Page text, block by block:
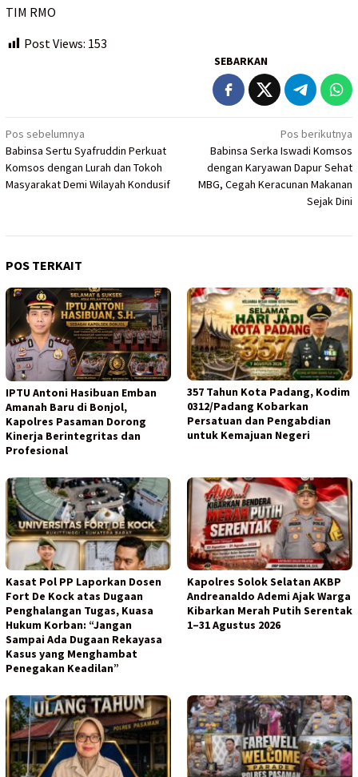
TIM RMO
Post Views: 153
SEBARKAN
Navigasi
pos
Pos sebelumnya
Babinsa Sertu Syafruddin Perkuat
Komsos dengan Lurah dan Tokoh
Masyarakat Demi Wilayah Kondusif
Pos berikutnya
Babinsa Serka Iswadi Komsos
dengan Karyawan Dapur Sehat
MBG, Cegah Keracunan Makanan
Sejak Dini
POS TERKAIT
IPTU Antoni Hasibuan Emban
Amanah Baru di Bonjol,
Kapolres Pasaman Dorong
Kinerja Berintegritas dan
Profesional
357 Tahun Kota Padang, Kodim
0312/Padang Kobarkan
Persatuan dan Pengabdian
untuk Kemajuan Negeri
Kasat Pol PP Laporkan Dosen
Fort De Kock atas Dugaan
Penghalangan Tugas, Kuasa
Hukum Korban: “Jangan
Sampai Ada Dugaan Rekayasa
Kasus yang Menghambat
Penegakan Keadilan”
Kapolres Solok Selatan AKBP
Andreanaldo Ademi Ajak Warga
Kibarkan Merah Putih Serentak
1–31 Agustus 2026